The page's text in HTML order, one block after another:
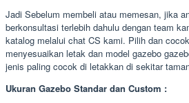
Jadi Sebelum membeli atau memesan, jika
berkonsultasi terlebih dahulu dengan team
katalog melalui chat CS kami. Pilih dan
menyesuaikan letak dan model gazebo
jenis paling cocok di letakkan di sekitar
Ukuran Gazebo Standar dan Custom :